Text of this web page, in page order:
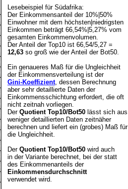
Lesebeispiel für Südafrika:
Der Einkommensanteil der 10%|50%
Einwohner mit dem höchsten|niedrigsten
Einkommen beträgt 66,54%|5,27% vom
gesamten Einkommenvolumen.
Der Anteil der Top10 ist 66,54/5,27 =
12,63 so groß wie der Anteil der Bot50.
Ein genaueres Maß für die Ungleichheit
der Einkommensverteilung ist der
Gini-Koeffizient, dessen Berechnung
aber sehr detaillierte Daten der
Einkommensschichtung erfordert, die oft
nicht zeitnah vorliegen.
Der Quotient Top10/Bot50 lässt sich aus
weniger detaillierten Daten zeitnäher
berechnen und liefert ein (grobes) Maß für
die Ungleichheit.
Der Quotient Top10/Bot50 wird auch
in der Variante berechnet, bei der statt
des Einkommenanteils der
Einkommensdurchschnitt
verwendet wird.